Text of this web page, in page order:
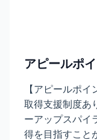
アピールポ
【アピールポ
取得支援制度あ
ーアップスパイ
得を目指すこと